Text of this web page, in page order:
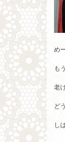
め
も
老
ど
し